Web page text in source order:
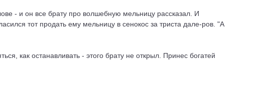
- и он все брату про волшебную мельницу рассказал. И
тот продать ему мельницу в сенокос за триста дале-ров. "А
как останавливать - этого брату не открыл. Принес богатей